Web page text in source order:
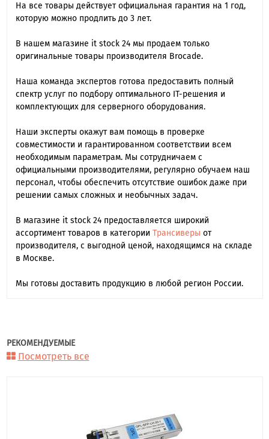
На все товары действует официальная гарантия на 1 год,
которую можно продлить до 3 лет.
В нашем магазине it stock 24 мы продаем только
оригинальные товары производителя Brocade.
Наша команда экспертов готова предоставить полный
спектр услуг по подбору оптимального IT-решения и
комплектующих для серверного оборудования.
Наши эксперты окажут вам помощь в проверке
совместимости и гарантированном соответствии всем
необходимым параметрам. Мы сотрудничаем с
официальными производителями, регулярно обучаем наш
персонал, чтобы обеспечить отсутствие ошибок даже при
решении самых сложных и необычных задач.
В магазине it stock 24 предоставляется широкий
ассортимент товаров в категории Трансиверы от
производителя, с выгодной ценой, находящимся на складе
в Москве.
Мы готовы доставить продукцию в любой регион России.
РЕКОМЕНДУЕМЫЕ
Посмотреть все